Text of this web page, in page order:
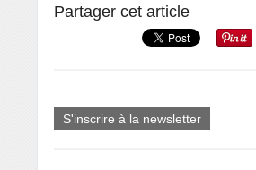
Partager cet article
S'inscrire à la newsletter